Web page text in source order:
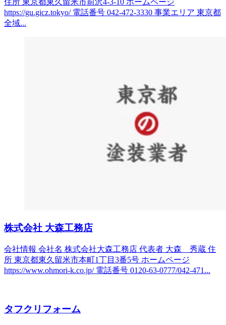
https://gu.gicz.tokyo/ 電話番号 042-472-3330 事業エリア 東京都
全域...
株式会社 大森工務店
会社情報 会社名 株式会社大森工務店 代表者 大森 秀蔵 住
所 東京都東久留米市本町1丁目3番5号 ホームページ
https://www.ohmori-k.co.jp/ 電話番号 0120-63-0777/042-471...
タフクリフォーム